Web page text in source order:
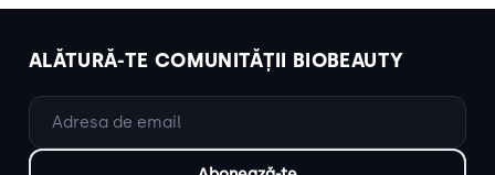
ALĂTURĂ-TE COMUNITĂȚII BIOBEAUTY